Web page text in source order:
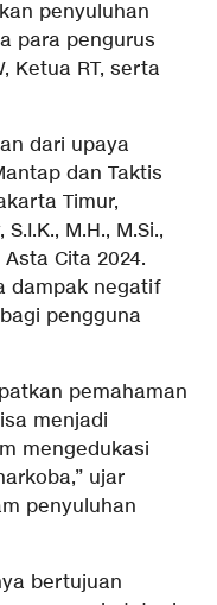
penyuluhan
para pengurus
Ketua RT, serta
dari upaya
dan Taktis
Timur,
M.H., M.Si.,
Cita 2024.
dampak negatif
pengguna
pemahaman
menjadi
mengedukasi
ujar
penyuluhan
bertujuan